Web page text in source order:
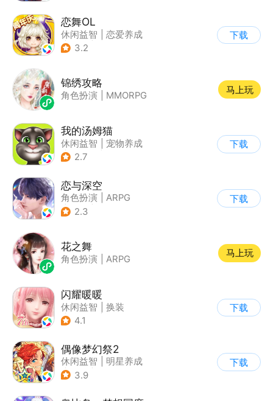
恋舞OL
休闲益智
恋爱养成
| 仙侠
3.2
下载
锦绣攻略
角色扮演 MMORPG
马上玩
我的汤姆猫
休闲益智
宠物养成
| 汤姆猫
2.7
下载
恋与深空
角色扮演
ARPG
| 恋爱
2.3
下载
花之舞
角色扮演 ARPG
马上玩
闪耀暖暖
休闲益智
换装
| 美少女
4.1
下载
偶像梦幻祭2
休闲益智
明星养成
| 音乐
3.9
下载